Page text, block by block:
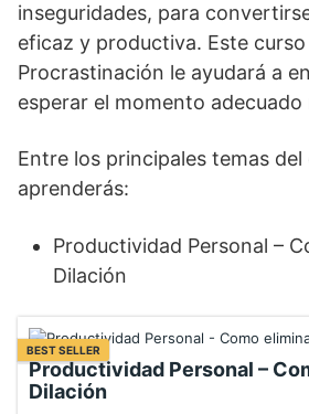
inseguridades, para
eficaz y productiva. Este
Procrastinación le ayudará a
esperar el momento
Entre los principales temas del
aprenderás:
Productividad Personal –
Dilación
BEST SELLER
Productividad Personal –
Dilación